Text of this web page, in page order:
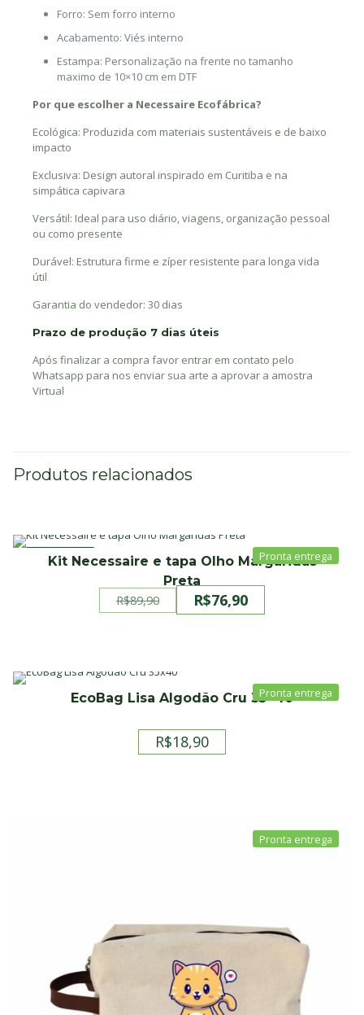
Forro: Sem forro interno
Acabamento: Viés interno
Estampa: Personalização na frente no tamanho
maximo de 10×10 cm em DTF
Por que escolher a Necessaire Ecofábrica?
Ecológica: Produzida com materiais sustentáveis e de baixo
impacto
Exclusiva: Design autoral inspirado em Curitiba e na
simpática capivara
Versátil: Ideal para uso diário, viagens, organização pessoal
ou como presente
Durável: Estrutura firme e zíper resistente para longa vida
útil
Garantia do vendedor: 30 dias
Prazo de produção 7 dias úteis
Após finalizar a compra favor entrar em contato pelo
Whatsapp para nos enviar sua arte a aprovar a amostra
Virtual
Produtos relacionados
PROMOÇÃO
Kit Necessaire e tapa Olho Margaridas
Preta
R$89,90 R$76,90
EcoBag Lisa Algodão Cru 35×40
R$18,90